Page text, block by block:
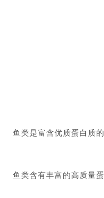
鱼类是富含优质蛋白质
鱼类含有丰富的高质量